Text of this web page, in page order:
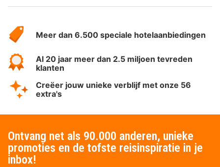
HotelSpecials
Meer dan 6.500 speciale hotelaanbiedingen
Al 20 jaar meer dan 2.5 miljoen tevreden
klanten
Creëer jouw unieke verblijf met onze 56
extra's
Ontvang net als 90.000 anderen, unieke
promoties en de tofste reisinspiratie in je
inbox!